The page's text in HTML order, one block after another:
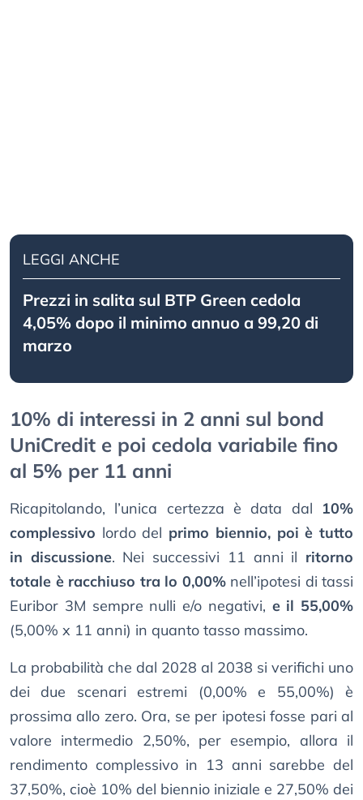
LEGGI ANCHE
Prezzi in salita sul BTP Green cedola
4,05% dopo il minimo annuo a 99,20 di
marzo
10% di interessi in 2 anni sul bond
UniCredit e poi cedola variabile fino
al 5% per 11 anni
Ricapitolando, l’unica certezza è data dal 10%
complessivo lordo del primo biennio, poi è tutto
in discussione. Nei successivi 11 anni il ritorno
totale è racchiuso tra lo 0,00%nell’ipotesi di tassi
Euribor 3M sempre nulli e/o negativi, e il 55,00%
(5,00% x 11 anni) in quanto tasso massimo.
La probabilità che dal 2028 al 2038 si verifichi uno
dei due scenari estremi (0,00% e 55,00%) è
prossima allo zero. Ora, se per ipotesi fosse pari al
valore intermedio 2,50%, per esempio, allora il
rendimento complessivo in 13 anni sarebbe del
37,50%, cioè 10% del biennio iniziale e 27,50% dei